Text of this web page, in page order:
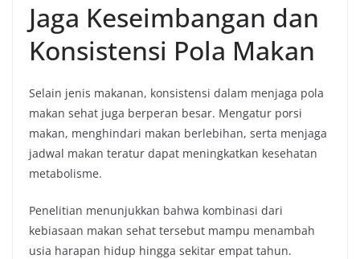
Jaga Keseimbangan dan
Konsistensi Pola Makan
Selain jenis makanan, konsistensi dalam menjaga pola
makan sehat juga berperan besar. Mengatur porsi
makan, menghindari makan berlebihan, serta menjaga
jadwal makan teratur dapat meningkatkan kesehatan
metabolisme.
Penelitian menunjukkan bahwa kombinasi dari
kebiasaan makan sehat tersebut mampu menambah
usia harapan hidup hingga sekitar empat tahun.